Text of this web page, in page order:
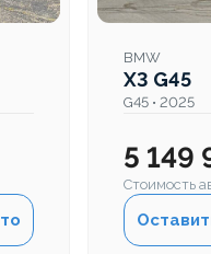
BMW
X3 G45
G45 • 2025
5 149
Стоимость